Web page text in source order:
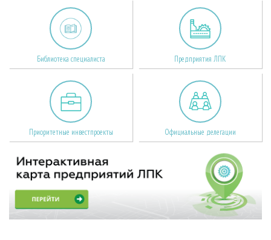
Библиотека специалиста Предприятия ЛПК
Приоритетные инвестпроекты Официальные делегации